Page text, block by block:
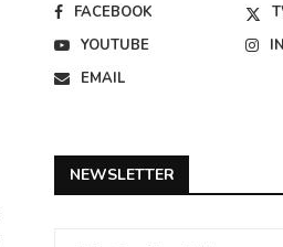
FACEBOOK
YOUTUBE
EMAIL
NEWSLETTER